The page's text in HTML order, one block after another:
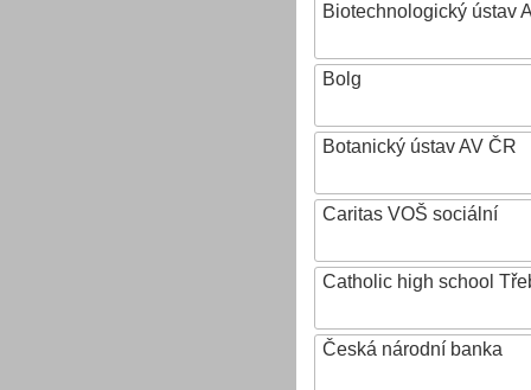
Biotechnologický ústav
Bolg
Botanický ústav AV ČR
Caritas VOŠ sociální
Catholic high school
Česká národní banka